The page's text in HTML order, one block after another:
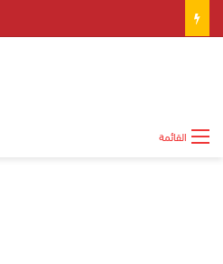
القائمة